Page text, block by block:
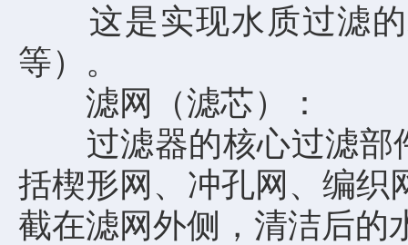
这是实现水质过滤的
等）。
滤网（滤芯）：
过滤器的核心过滤部件
括楔形网、冲孔网、编织
截在滤网外侧，清洁后的